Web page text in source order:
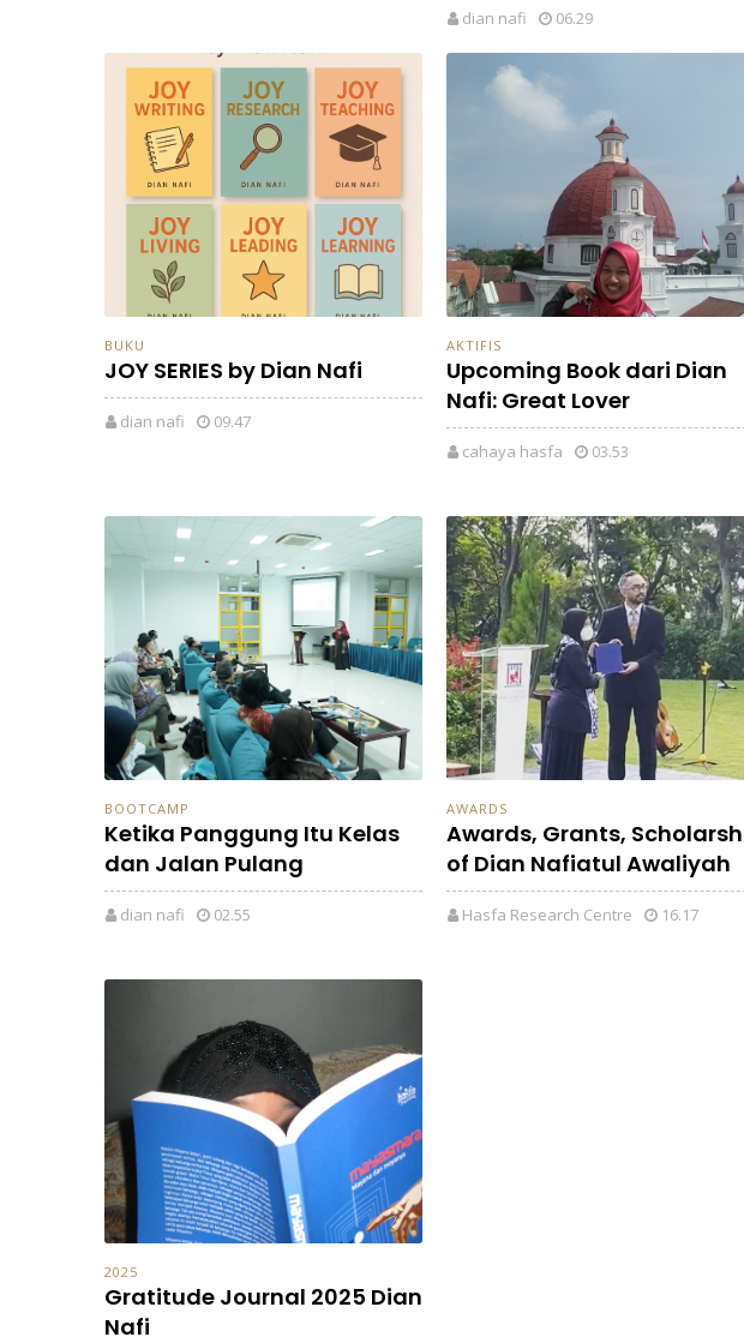
dian nafi 06.29
BUKU
JOY SERIES by Dian Nafi
dian nafi 09.47
AKTIFIS
Upcoming Book dari Dian
Nafi: Great Lover
cahaya hasfa 03.53
BOOTCAMP
Ketika Panggung Itu Kelas
dan Jalan Pulang
dian nafi 02.55
AWARDS
Awards, Grants,
of Dian Nafiatul Awaliyah
Hasfa Research Centre 16.17
2025
Gratitude Journal 2025 Dian
Nafi